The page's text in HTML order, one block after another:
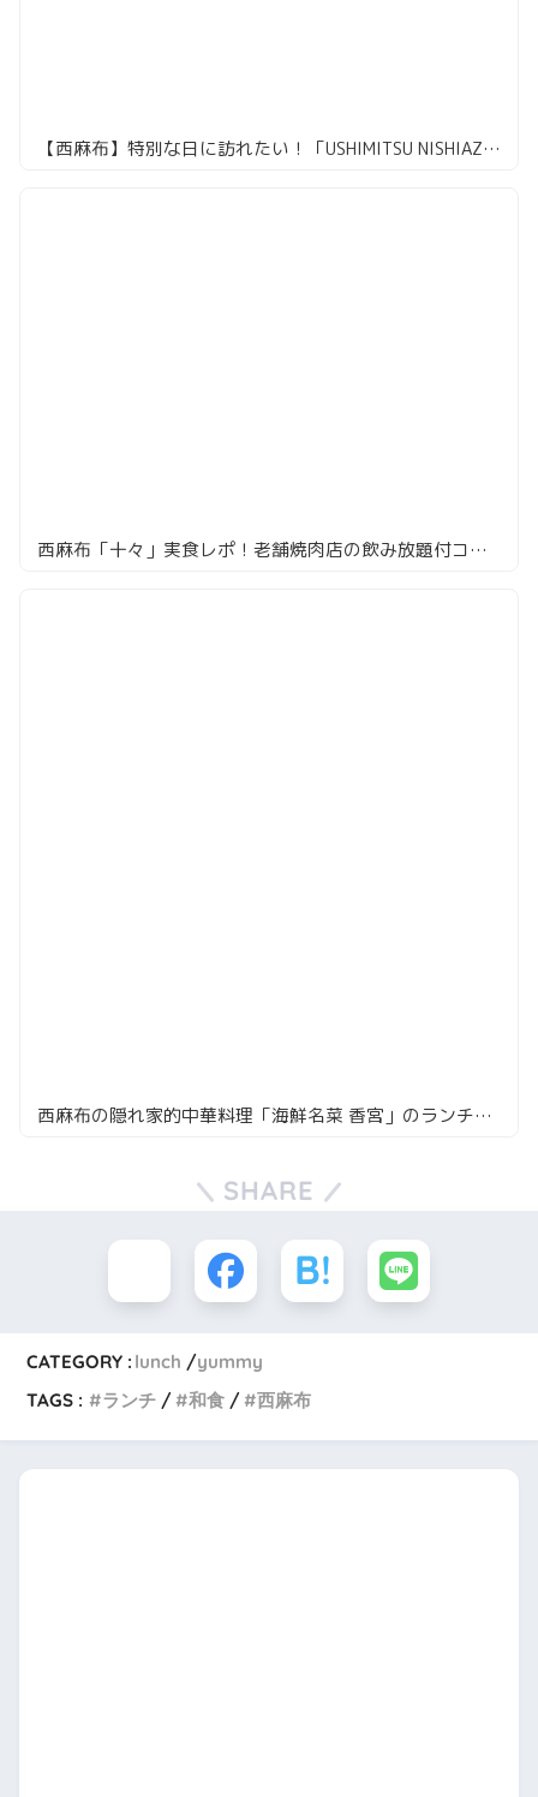
【西麻布】特別な日に訪れたい！「USHIMITSU NISHIAZABU」で贅沢焼肉体験
西麻布「十々」実食レポ！老舗焼肉店の飲み放題付コースはコスパ抜群だった
西麻布の隠れ家的中華料理「海鮮名菜 香宮」のランチコース
SHARE
CATEGORY : lunch
yummy
TAGS :
ランチ 和食 西麻布